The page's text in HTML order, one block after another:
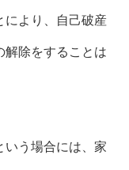
により、自己破産
解除をすることは
いう場合には、家